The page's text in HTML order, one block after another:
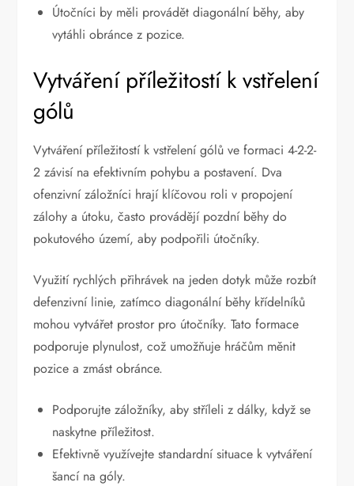
Útočníci by měli provádět diagonální běhy, aby
vytáhli obránce z pozice.
Vytváření příležitostí k vstřelení
gólů
Vytváření příležitostí k vstřelení gólů ve formaci 4-2-2-
2 závisí na efektivním pohybu a postavení. Dva
ofenzivní záložníci hrají klíčovou roli v propojení
zálohy a útoku, často provádějí pozdní běhy do
pokutového území, aby podpořili útočníky.
Využití rychlých přihrávek na jeden dotyk může rozbít
defenzivní linie, zatímco diagonální běhy křídelníků
mohou vytvářet prostor pro útočníky. Tato formace
podporuje plynulost, což umožňuje hráčům měnit
pozice a zmást obránce.
Podporujte záložníky, aby stříleli z dálky, když se
naskytne příležitost.
Efektivně využívejte standardní situace k vytváření
šancí na góly.